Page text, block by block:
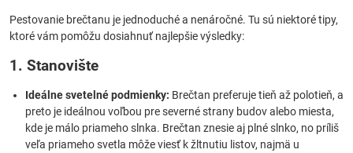
Pestovanie brečtanu je jednoduché a nenáročné. Tu sú niektoré tipy,
ktoré vám pomôžu dosiahnuť najlepšie výsledky:
1. Stanovište
Ideálne svetelné podmienky: Brečtan preferuje tieň až polotieň, a
preto je ideálnou voľbou pre severné strany budov alebo miesta,
kde je málo priameho slnka. Brečtan znesie aj plné slnko, no príliš
veľa priameho svetla môže viesť k žltnutiu listov, najmä u